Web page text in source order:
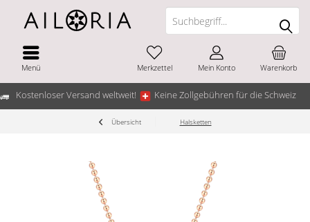
Kostenloser Versand weltweit! Keine Zollgebühren für die Schweiz
Menü Warenkorb
Merkzettel Mein Konto
Übersicht Halsketten